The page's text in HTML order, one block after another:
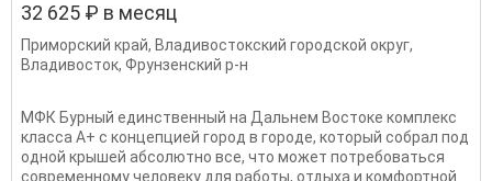
32 625 ₽ в месяц
Приморский край, Владивостокский городской округ,
Владивосток, Фрунзенский р-н
МФК Бурный единственный на Дальнем Востоке комплекс
класса А+ с концепцией город в городе, который собрал под
одной крышей абсолютно все, что может потребоваться
современному человеку для работы, отдыха и комфортной